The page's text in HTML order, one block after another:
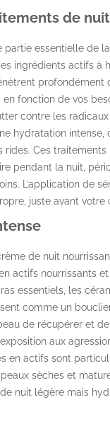
de nuit
partie essentielle de
ingrédients actifs à
profondément
en fonction de vos
contre les
hydratation intense,
rides. Ces
pendant la nuit,
L’application de
juste avant votre
de nuit
actifs nourrissants
essentiels, les
comme un
de récupérer et
aux
en actifs sont
sèches et
nuit légère mais